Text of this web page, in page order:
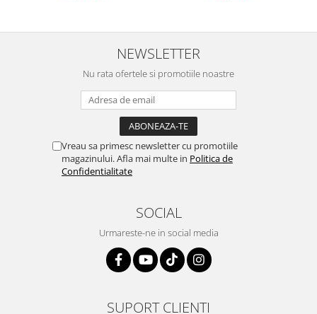
NEWSLETTER
Nu rata ofertele si promotiile noastre
Vreau sa primesc newsletter cu promotiile
magazinului. Afla mai multe in Politica de
Confidentialitate
SOCIAL
Urmareste-ne in social media
SUPORT CLIENTI